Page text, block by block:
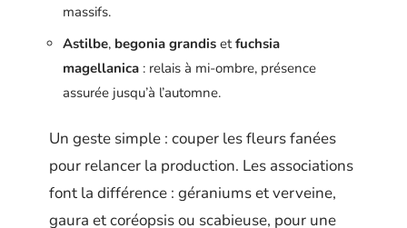
massifs.
Astilbe, begonia grandis etfuchsia
magellanica : relais à mi-ombre, présence
assurée jusqu’à l’automne.
Un geste simple : couper les fleurs fanées
pour relancer la production. Les associations
font la différence : géraniums et verveine,
gaura et coréopsis ou scabieuse, pour une